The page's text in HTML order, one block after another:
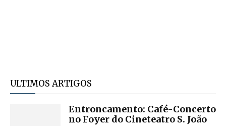
ULTIMOS ARTIGOS
Entroncamento: Café-Concerto
no Foyer do Cineteatro S. João